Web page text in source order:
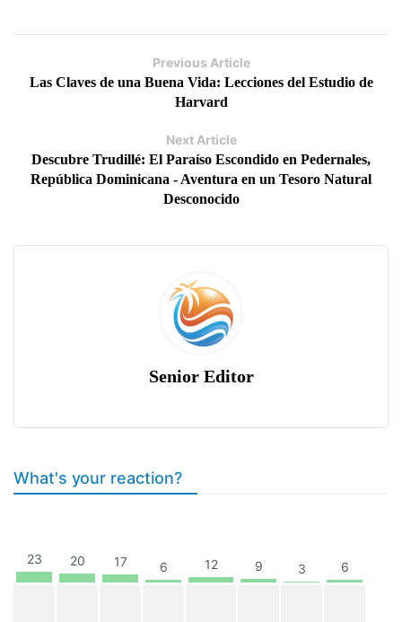
Previous Article
Las Claves de una Buena Vida: Lecciones del Estudio de
Harvard
Next Article
Descubre Trudillé: El Paraíso Escondido en Pedernales,
República Dominicana - Aventura en un Tesoro Natural
Desconocido
Senior Editor
What's your reaction?
23 20 17 6 12 9 3 6